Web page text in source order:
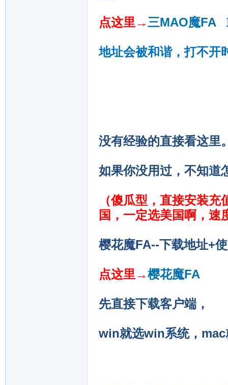
点这里→三MAO魔FA
地址会被和谐，打不开
没有经验的直接看这里
如果你没用过，不知道
（傻瓜型，直接安装
国，一定选美国啊，速
樱花魔FA--下载地址+
点这里→樱花魔FA
先直接下载客户端，
win就选win系统，mac